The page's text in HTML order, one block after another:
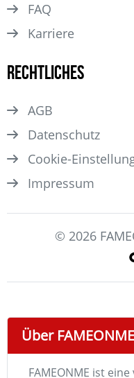
FAQ
Karriere
Rechtliches
AGB
Datenschutz
Cookie-
Impressum
© 2026
Über FAMEONME
FAMEONME ist eine